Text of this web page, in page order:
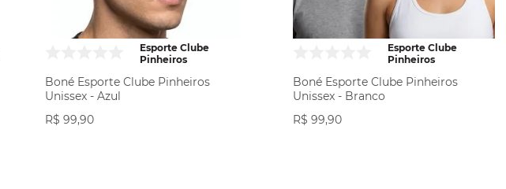
Esporte Clube
Pinheiros
Boné Esporte Clube Pinheiros
Unissex - Azul
R$ 99,90
Esporte Clube
Pinheiros
Boné Esporte Clube Pinheiros
Unissex - Branco
R$ 99,90